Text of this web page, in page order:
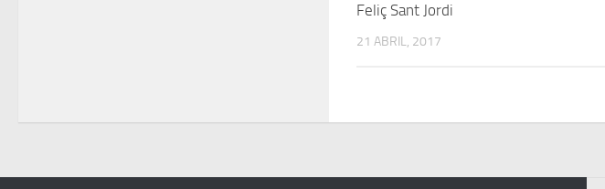
Feliç Sant Jordi
21 ABRIL, 2017